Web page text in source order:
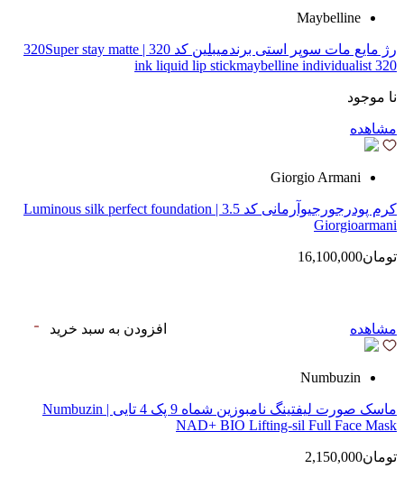
Maybelline
رژ مایع مات سوپر استی‌ برندمیبلین کد 320 | 320Super stay matte
ink liquid lip stickmaybelline individualist 320
نا موجود
مشاهده
Giorgio Armani
کرم پودرجورجیوآرمانی کد 3.5 | Luminous silk perfect foundation
Giorgioarmani
تومان16,100,000
مشاهده افزودن به سبد خرید
Numbuzin
ماسک صورت لیفتینگ نامبوزین شماه 9 پک 4 تایی | Numbuzin
NAD+ BIO Lifting-sil Full Face Mask
تومان2,150,000